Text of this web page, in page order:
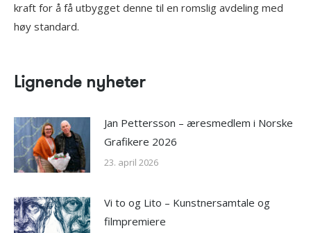
kraft for å få utbygget denne til en romslig avdeling med
høy standard.
Lignende nyheter
Jan Pettersson – æresmedlem i Norske
Grafikere 2026
23. april 2026
Vi to og Lito – Kunstnersamtale og
filmpremiere